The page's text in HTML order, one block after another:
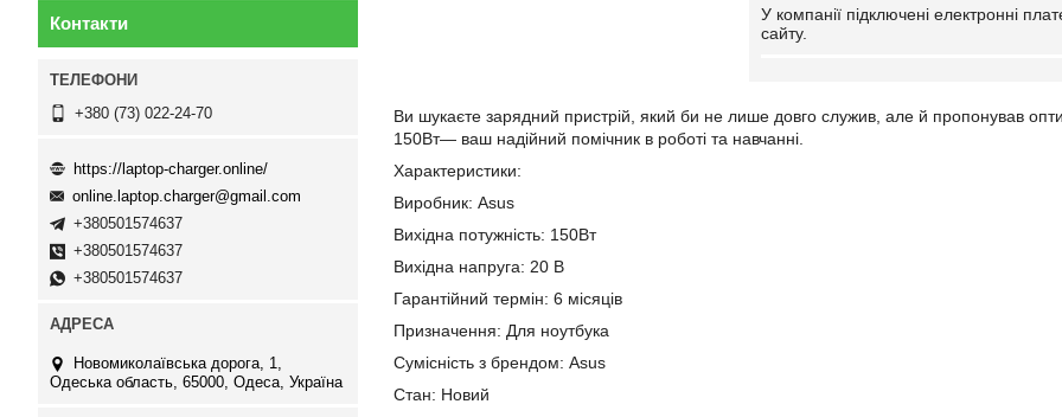
У компанії підключені електронні
сайту.
Ви шукаєте зарядний пристрій, який би не лише довго служив, але й пропонував
150Вт— ваш надійний помічник в роботі та навчанні.
Характеристики:
Виробник: Asus
Вихідна потужність: 150Вт
Вихідна напруга: 20 В
Гарантійний термін: 6 місяців
Призначення: Для ноутбука
Сумісність з брендом: Asus
Стан: Новий
Контакти
+380 (73) 022-24-70
https://laptop-charger.online/
online.laptop.charger@gmail.com
+380501574637
+380501574637
+380501574637
Новомиколаївська дорога, 1,
Одеська область, 65000, Одеса, Україна